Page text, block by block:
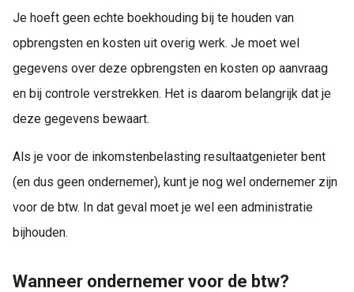
Je hoeft geen echte boekhouding bij te houden van
opbrengsten en kosten uit overig werk. Je moet wel
gegevens over deze opbrengsten en kosten op aanvraag
en bij controle verstrekken. Het is daarom belangrijk dat je
deze gegevens bewaart.
Als je voor de inkomstenbelasting resultaatgenieter bent
(en dus geen ondernemer), kunt je nog wel ondernemer zijn
voor de btw. In dat geval moet je wel een administratie
bijhouden.
Wanneer ondernemer voor de btw?